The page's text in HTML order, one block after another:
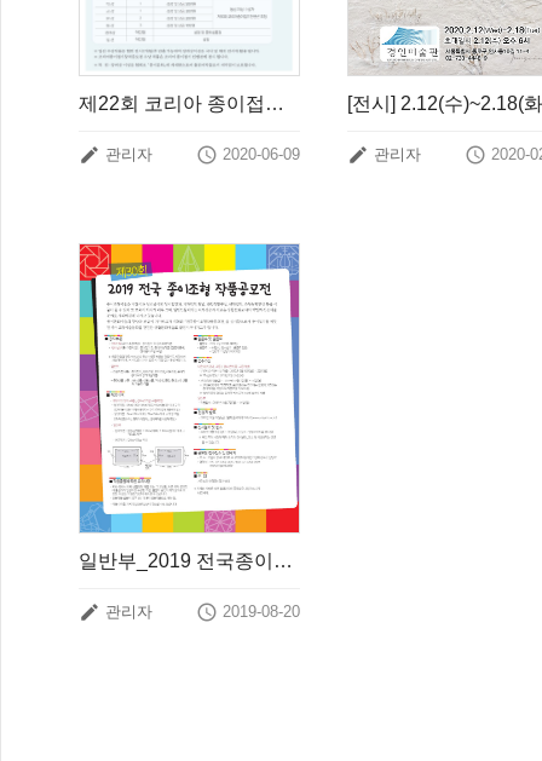
제22회 코리아 종이접기 창작공모전 요강
 관리자  2020-06-09  관리자  2020-
일반부_ 2019 전국종이조형작품공모전 개최 안내
 관리자  2019-08-20